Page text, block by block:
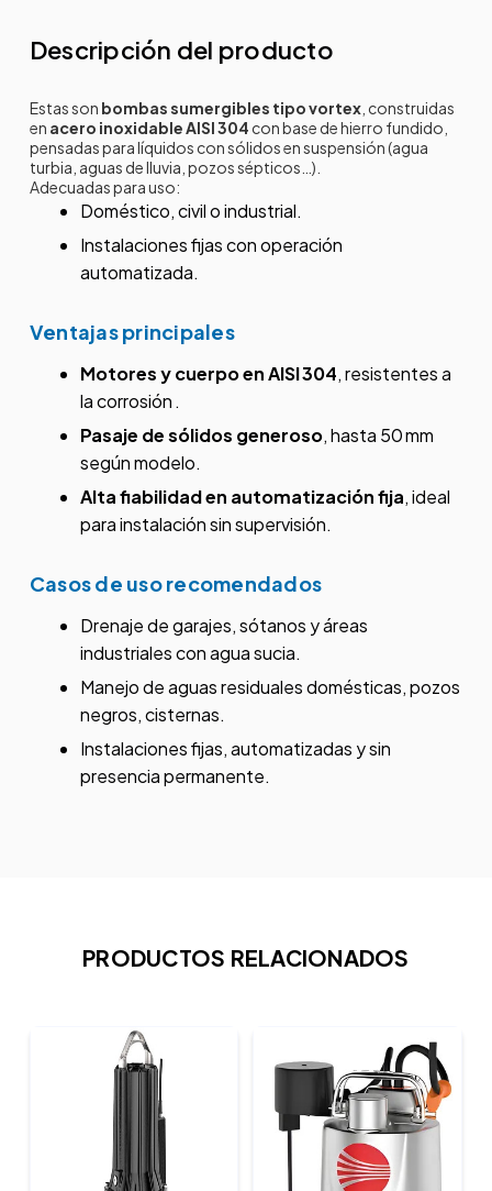
Descripción del producto
Estas son bombas sumergibles tipo vortex, construidas
en acero inoxidable AISI 304 con base de hierro fundido,
pensadas para líquidos con sólidos en suspensión (agua
turbia, aguas de lluvia, pozos sépticos…).
Adecuadas para uso:
Doméstico, civil o industrial.
Instalaciones fijas con operación
automatizada.
Ventajas principales
Motores y cuerpo en AISI 304, resistentes a
la corrosión.
Pasaje de sólidos generoso, hasta 50 mm
según modelo.
Alta fiabilidad en automatización fija, ideal
para instalación sin supervisión.
Casos de uso recomendados
Drenaje de garajes, sótanos y áreas
industriales con agua sucia.
Manejo de aguas residuales domésticas, pozos
negros, cisternas.
Instalaciones fijas, automatizadas y sin
presencia permanente.
PRODUCTOS RELACIONADOS